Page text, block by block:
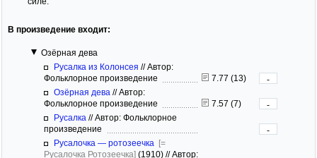
В произведение входит:
Озёрная дева
Русалка из Колонсея //Автор:
Фольклорное произведение
7.77 (13)
-
Озёрная дева //Автор:
Фольклорное произведение
7.57 (7)
-
Русалка //Автор: Фольклорное
произведение
-
Русалочка — ротозеечка [=
Русалочка Ротозеечка] (1910) //Автор: